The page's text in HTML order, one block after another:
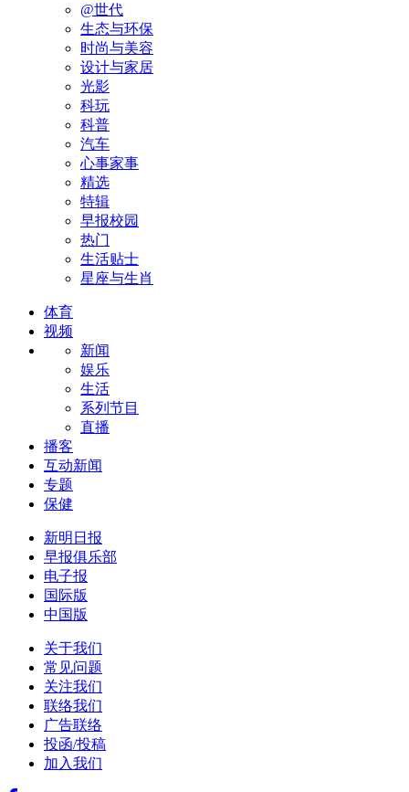
@世代
生态与环保
时尚与美容
设计与家居
光影
科玩
科普
汽车
心事家事
精选
特辑
早报校园
热门
生活贴士
星座与生肖
体育
视频
新闻
娱乐
生活
系列节目
直播
播客
互动新闻
专题
保健
新明日报
早报俱乐部
电子报
国际版
中国版
关于我们
常见问题
关注我们
联络我们
广告联络
投函/投稿
加入我们